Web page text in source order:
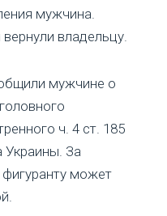
мужчина.
владельцу.
мужчине о
ч. 4 ст. 185
Украины. За
может